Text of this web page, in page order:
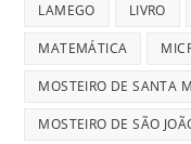
LAMEGO LIVRO
MATEMÁTICA
MOSTEIRO DE SANTA
MOSTEIRO DE SÃO